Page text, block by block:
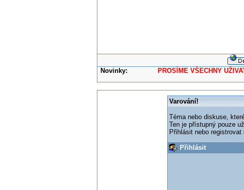
Novinky: PROSÍME VŠECHNY
Varování!
Téma nebo diskuse,
Ten je přístupný pouze
Přihlásit nebo
Přihlásit